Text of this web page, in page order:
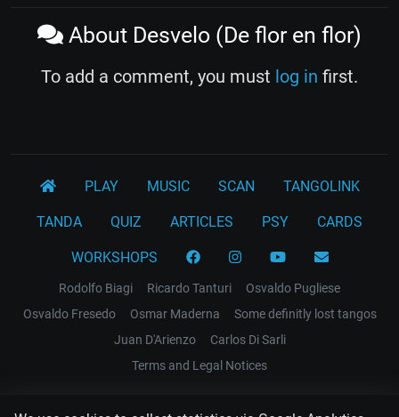
About Desvelo (De flor en flor)
To add a comment, you must log in first.
PLAY MUSIC SCAN TANGOLINK
TANDA QUIZ ARTICLES PSY CARDS
WORKSHOPS
Rodolfo Biagi Ricardo Tanturi
Osvaldo Pugliese
Osvaldo Fresedo
Osmar Maderna
Some definitly lost tangos
Juan D'Arienzo
Carlos Di Sarli
Terms and Legal Notices
EL RECODO TANGO